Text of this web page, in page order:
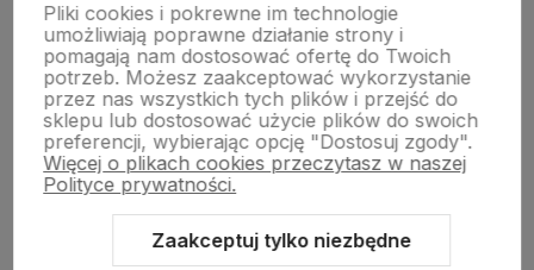
Moje konto
Płatności i dostawa
Informacje
Pliki cookies i pokrewne im technologie
umożliwiają poprawne działanie strony i
pomagają nam dostosować ofertę do Twoich
potrzeb. Możesz zaakceptować wykorzystanie
przez nas wszystkich tych plików i przejść do
sklepu lub dostosować użycie plików do swoich
preferencji, wybierając opcję "Dostosuj zgody".
Więcej o plikach cookies przeczytasz w naszej
Polityce prywatności.
Zaakceptuj tylko niezbędne